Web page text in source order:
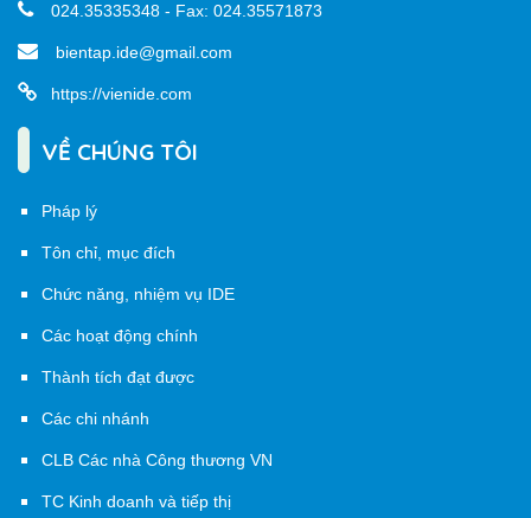
024.35335348 - Fax: 024.35571873
bientap.ide@gmail.com
https://vienide.com
VỀ CHÚNG TÔI
Pháp lý
Tôn chỉ, mục đích
Chức năng, nhiệm vụ IDE
Các hoạt động chính
Thành tích đạt được
Các chi nhánh
CLB Các nhà Công thương VN
TC Kinh doanh và tiếp thị